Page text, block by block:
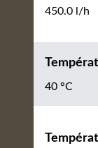
450.0 l/h
40 °C